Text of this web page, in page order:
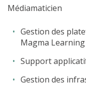
Médiamaticien
Gestion des
Magma Learning
Support
Gestion des